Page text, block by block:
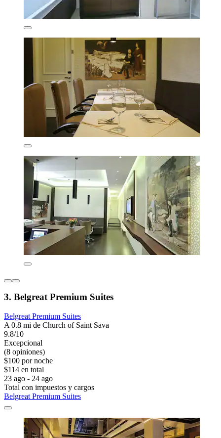
3. Belgreat Premium Suites
Belgreat Premium Suites
A 0.8 mi de Church of Saint Sava
9.8/10
Excepcional
(8 opiniones)
$100 por noche
$114 en total
23 ago - 24 ago
Total con impuestos y cargos
Belgreat Premium Suites